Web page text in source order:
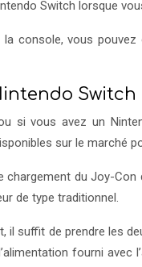
Switch lorsque
console, vous
Switch
si vous avez un
sur le marché
du Joy-
de type traditionnel.
suffit de prendre les
fourni avec